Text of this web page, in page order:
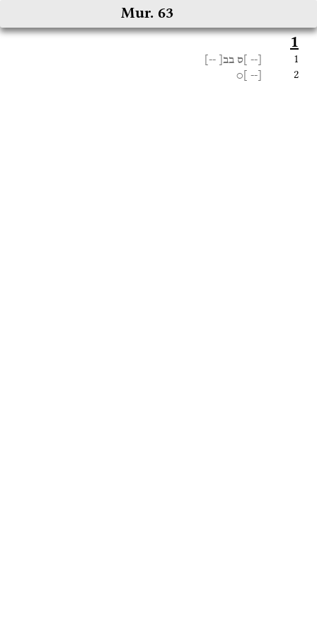
Mur. 63
1
1
[-- ]ס בב[ --]
2
[--
]○